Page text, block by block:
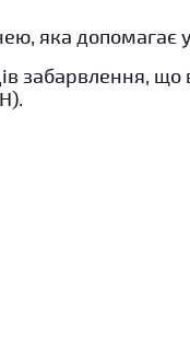
яка допомагає
забарвлення, що